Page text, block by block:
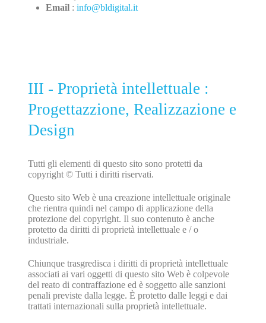
Email: info@bldigital.it
III - Proprietà intellettuale :
Progettazzione, Realizzazione e
Design
Tutti gli elementi di questo sito sono protetti da
copyright © Tutti i diritti riservati.
Questo sito Web è una creazione intellettuale originale
che rientra quindi nel campo di applicazione della
protezione del copyright. Il suo contenuto è anche
protetto da diritti di proprietà intellettuale e / o
industriale.
Chiunque trasgredisca i diritti di proprietà intellettuale
associati ai vari oggetti di questo sito Web è colpevole
del reato di contraffazione ed è soggetto alle sanzioni
penali previste dalla legge. È protetto dalle leggi e dai
trattati internazionali sulla proprietà intellettuale.